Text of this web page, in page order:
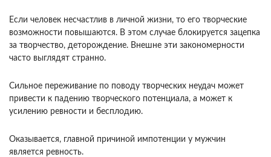
Если человек несчастлив в личной жизни, то его творческие
возможности повышаются. В этом случае блокируется зацепка
за творчество, деторождение. Внешне эти закономерности
часто выглядят странно.
Сильное переживание по поводу творческих неудач может
привести к падению творческого потенциала, а может к
усилению ревности и бесплодию.
Оказывается, главной причиной импотенции у мужчин
является ревность.